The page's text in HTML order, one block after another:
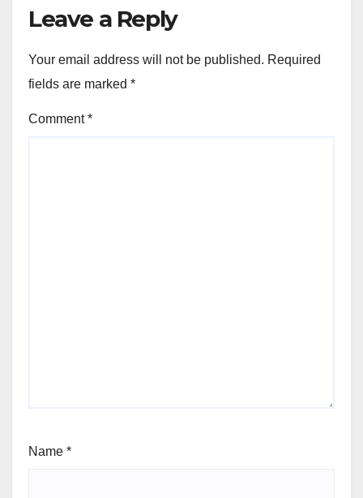
Leave a Reply
Your email address will not be published. Required
fields are marked *
Comment*
Name *